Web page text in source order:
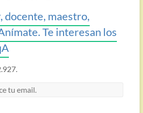
docente, maestro,
Te interesan los